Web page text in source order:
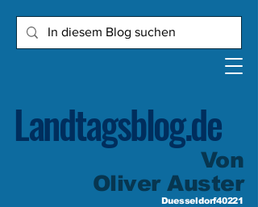
Landtagsblog.de
Von
Oliver Auster
Duesseldorf40221